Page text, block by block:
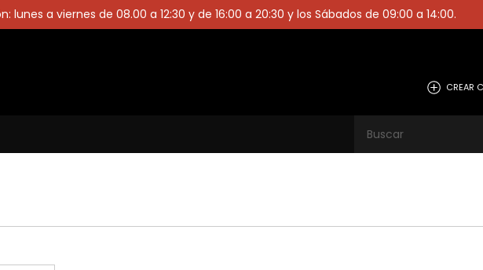
lunes a viernes de 08.00 a 12:30 y de 16:00 a 20:30 y los Sábados de 09:00 a 14:00.
CREAR